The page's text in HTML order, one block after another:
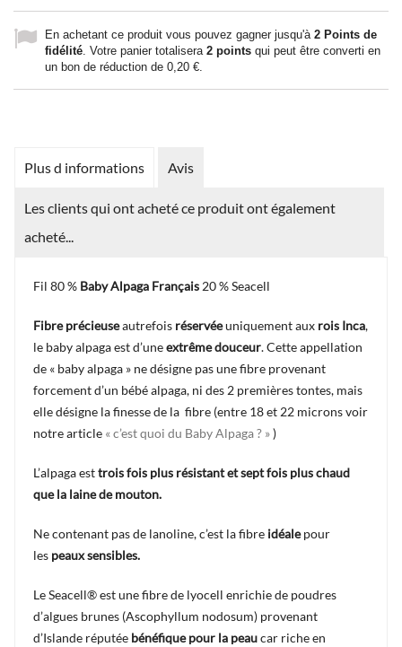
En achetant ce produit vous pouvez gagner jusqu'à 2 Points de
fidélité . Votre panier totalisera 2 points qui peut être converti en
un bon de réduction de 0,20 €
Plus d informations Avis
Les clients qui ont acheté ce produit ont également
acheté...
Fil 80 % Baby Alpaga Français 20 % Seacell
Fibre précieuseautrefois réservéeuniquement aux rois Inca,
le baby alpaga est d’uneextrême douceur. Cette appellation
de « baby alpaga » ne désigne pas une fibre provenant
forcement d’un bébé alpaga, ni des 2 premières tontes, mais
elle désigne la finesse de la fibre (entre 18 et 22 microns voir
notre article « c’est quoi du Baby Alpaga ? »)
L’alpaga esttrois fois plus résistant et sept fois plus chaud
que la laine de mouton.
Ne contenant pas de lanoline, c’est la fibre idéalepour
les peaux sensibles.
Le Seacell® est une fibre de lyocell enrichie de poudres
d’algues brunes (Ascophyllum nodosum) provenant
d’Islande réputée bénéfique pour la peaucar riche en